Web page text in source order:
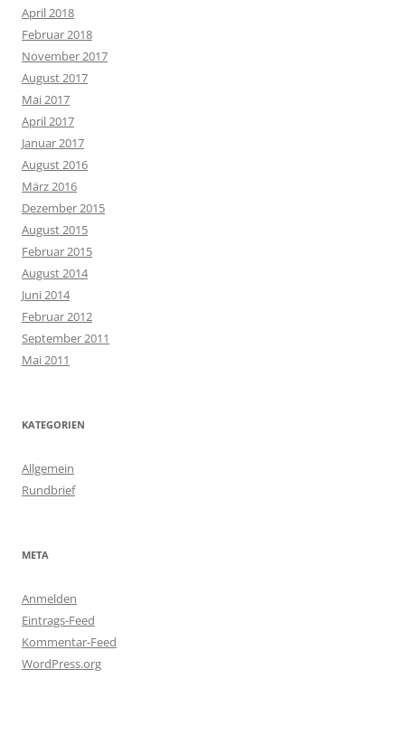
April 2018
Februar 2018
November 2017
August 2017
Mai 2017
April 2017
Januar 2017
August 2016
März 2016
Dezember 2015
August 2015
Februar 2015
August 2014
Juni 2014
Februar 2012
September 2011
Mai 2011
KATEGORIEN
Allgemein
Rundbrief
META
Anmelden
Eintrags-Feed
Kommentar-Feed
WordPress.org